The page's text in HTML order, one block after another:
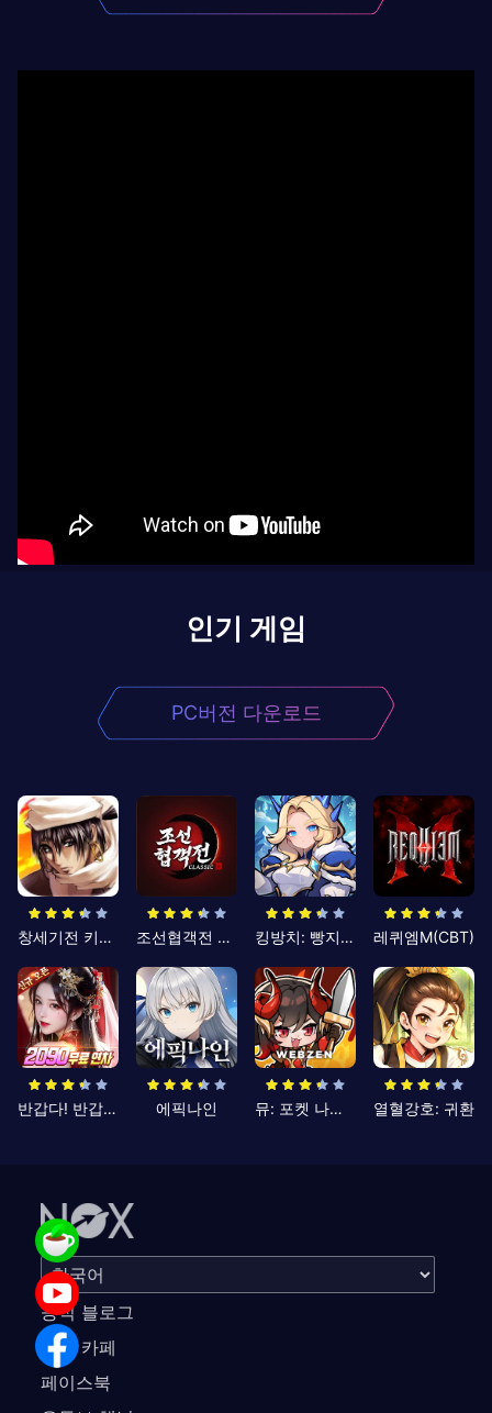
인기 게임
PC버전 다운로드
창세기전 키우기 조선협객전 클래식 킹방치: 빵지의 제왕 레퀴엠M(CBT)
반갑다! 반갑삼국지 에픽나인 뮤: 포켓 나이츠 열혈강호: 귀환
공식 블로그
공식 카페
페이스북